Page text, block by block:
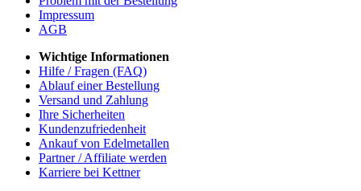
Impressum
AGB
Wichtige Informationen
Hilfe / Fragen (FAQ)
Ablauf einer Bestellung
Versand und Zahlung
Ihre Sicherheiten
Kundenzufriedenheit
Ankauf von Edelmetallen
Partner / Affiliate werden
Karriere bei Kettner